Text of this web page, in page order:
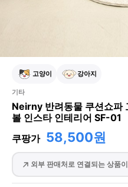
고양이 강아지
기타
Neirny 반려동물 쿠션쇼파
볼 인스타 인테리어 SF-01
쿠팡가 58,500원
외부 판매처로 연결되는 상품